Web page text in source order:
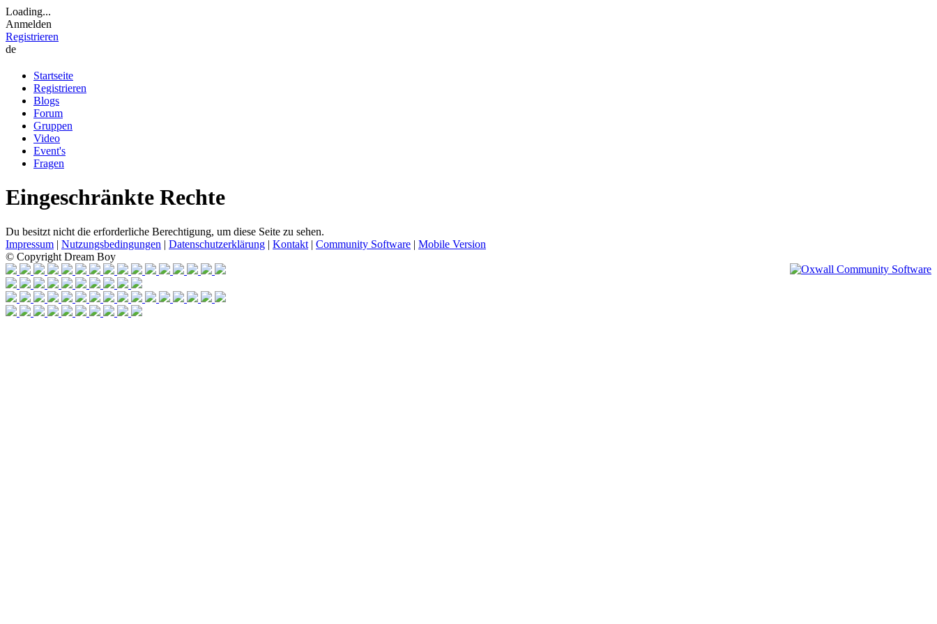
Loading...
Anmelden
Registrieren
de
Startseite
Registrieren
Blogs
Forum
Gruppen
Video
Event's
Fragen
Eingeschränkte Rechte
Du besitzt nicht die erforderliche Berechtigung, um diese Seite zu sehen.
Impressum | Nutzungsbedingungen | Datenschutzerklärung | Kontakt | Community Software | Mobile Version
© Copyright Dream Boy